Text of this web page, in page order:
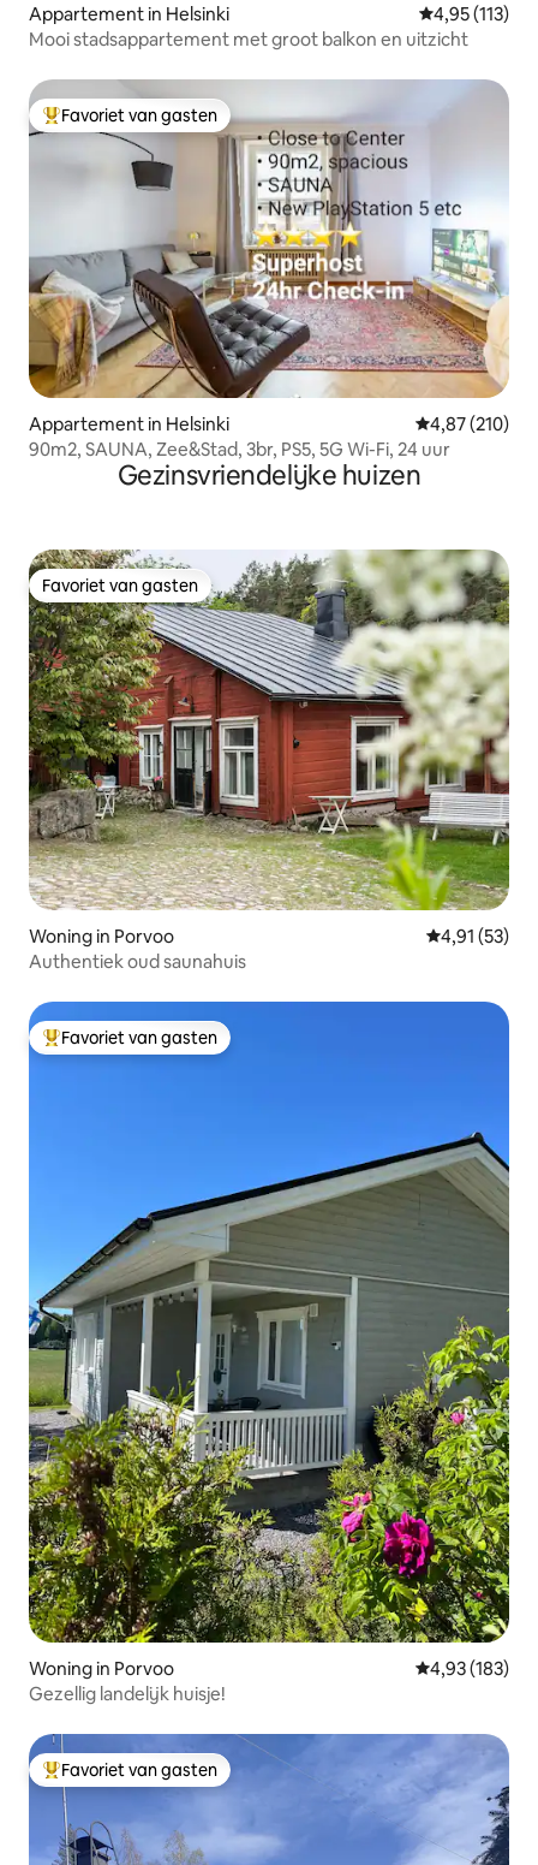
Appartement in Helsinki Gemiddelde
4,95 (113)
Mooi stadsappartement met groot balkon en uitzicht
Topfavoriet van gasten
Favoriet van gasten
Appartement in Helsinki Gemiddelde
4,87 (210)
90m2, SAUNA, Zee&Stad, 3br, PS5, 5G Wi-Fi, 24 uur
Gezinsvriendelijke huizen
Favoriet van gasten
Favoriet van gasten
Woning in Porvoo Gemiddelde
4,91 (53)
Authentiek oud saunahuis
Topfavoriet van gasten
Favoriet van gasten
Woning in Porvoo Gemiddelde
4,93 (183)
Gezellig landelijk huisje!
Topfavoriet van gasten
Favoriet van gasten